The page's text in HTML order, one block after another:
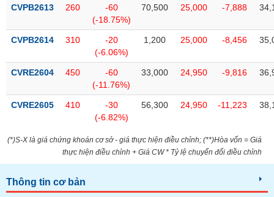
CVPB2613 260
-60
(-18.75%)
70,500 25,000 -7,888
CVPB2614 310
-20
(-6.06%)
1,200 25,000 -8,456
CVRE2604 450
-60
(-11.76%)
33,000 24,950 -9,816
CVRE2605 410
-30
(-6.82%)
56,300 24,950 -11,223
(*)S-X là giá chứng khoán cơ sở - giá thực hiện điều chỉnh; (**)Hòa vốn = Giá
thực hiện điều chỉnh + Giá CW * Tỷ lệ chuyển đổi điều chỉnh
Thông tin cơ bản
Truyền
tài
chính
Dữ
chính